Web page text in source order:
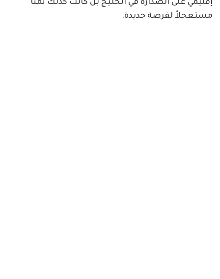
إقليمي على الصدارة في الخليج بل كانت كذلك ثمناً
مستعجلاً لفرصة جديدة.